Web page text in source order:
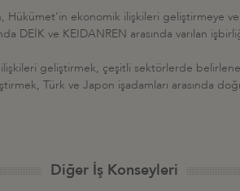
Hükümet'in ekonomik ilişkileri geliştirmeye
DEİK ve KEIDANREN arasında varılan
geliştirmek, çeşitli sektörlerde
Türk ve Japon işadamları arasında
Diğer İş Konseyleri